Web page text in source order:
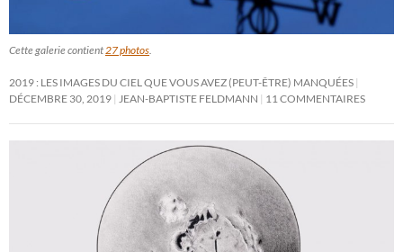
Cette galerie contient27 photos.
2019 : LES IMAGES DU CIEL QUE VOUS AVEZ (PEUT-ÊTRE) MANQUÉES
DÉCEMBRE 30, 2019 JEAN-BAPTISTE FELDMANN 11 COMMENTAIRES